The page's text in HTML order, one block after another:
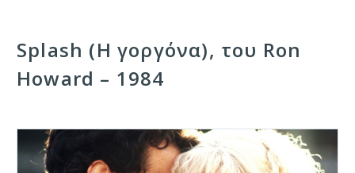
Splash (Η γοργόνα), του Ron
Howard – 1984